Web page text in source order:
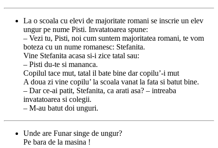
La o scoala cu elevi de majoritate romani se inscrie un elev
ungur pe nume Pisti. Invatatoarea spune:
– Vezi tu, Pisti, noi cum suntem majoritatea romani, te vom
boteza cu un nume romanesc: Stefanita.
Vine Stefanita acasa si-i zice tatal sau:
– Pisti du-te si mananca.
Copilul tace mut, tatal il bate bine dar copilu’-i mut
A doua zi vine copilu’ la scoala vanat la fata si batut bine.
– Dar ce-ai patit, Stefanita, ca arati asa? – intreaba
invatatoarea si colegii.
– M-au batut doi unguri.
Unde are Funar singe de ungur?
Pe bara de la masina !